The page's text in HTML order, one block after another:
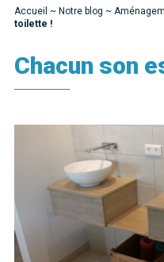
Accueil ~ Notre blog ~
toilette !
Chacun son